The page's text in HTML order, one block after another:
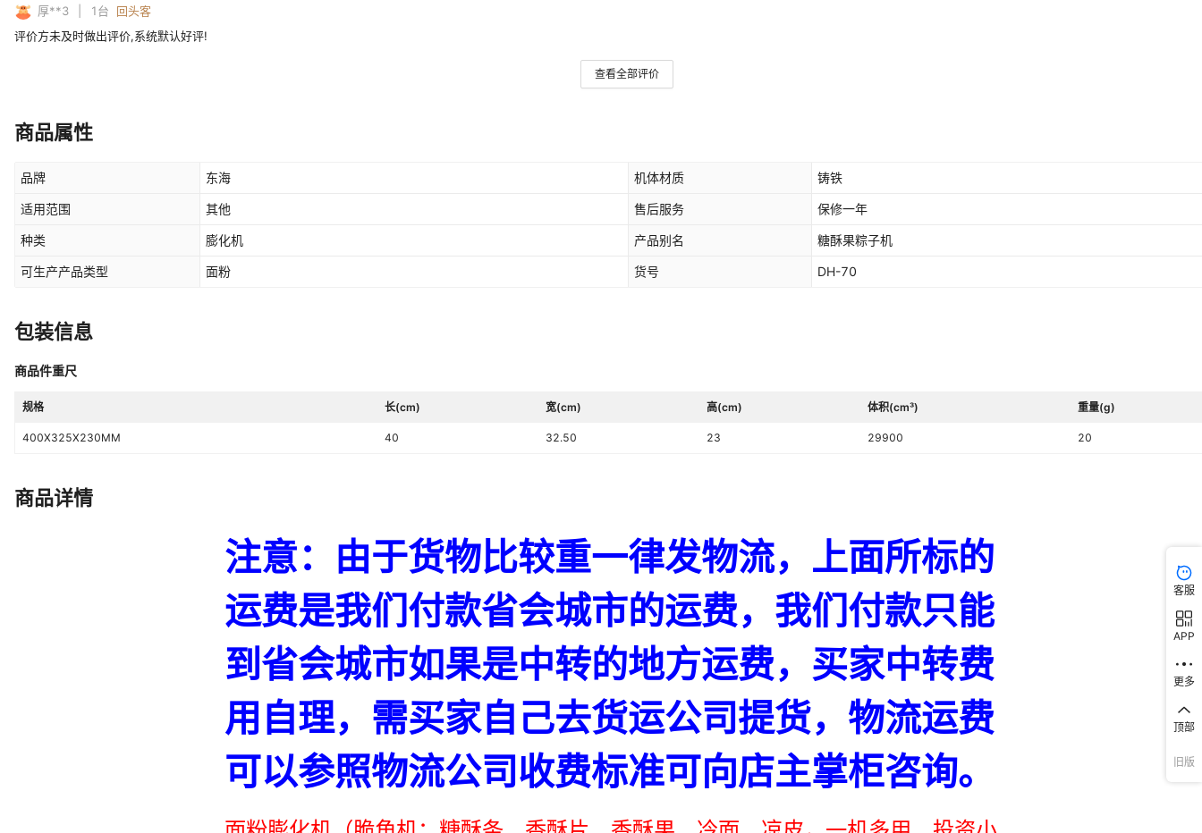
厚**3 1台
回头客
评价方未及时做出评价,系统默认好评!
查看全部评价
商品属性
品牌 东海 机体材质 铸铁
适用范围 其他 售后服务 保修一年
种类 膨化机 产品别名 糖酥果粽子机
可生产产品类型 面粉 货号 DH-70
包装信息
商品件重尺
规格 长(cm) 宽(cm) 高(cm) 体积(cm³) 重量(g)
400X325X230MM 40 32.50 23 29900 20
商品详情
客服
APP
更多
顶部
旧版